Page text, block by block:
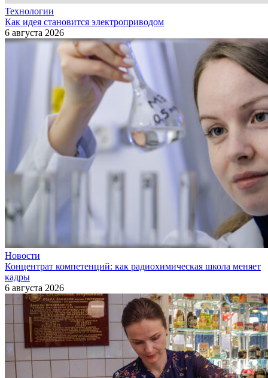
Технологии
Как идея становится электроприводом
6 августа 2026
Новости
Концентрат компетенций: как радиохимическая школа меняет
кадры
6 августа 2026